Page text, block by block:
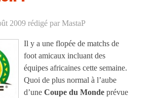
2009 rédigé par MastaP
Il y a une flopée de matchs de
foot amicaux incluant des
équipes africaines cette semaine.
Quoi de plus normal à l’aube
d’une Coupe du Monde prévue